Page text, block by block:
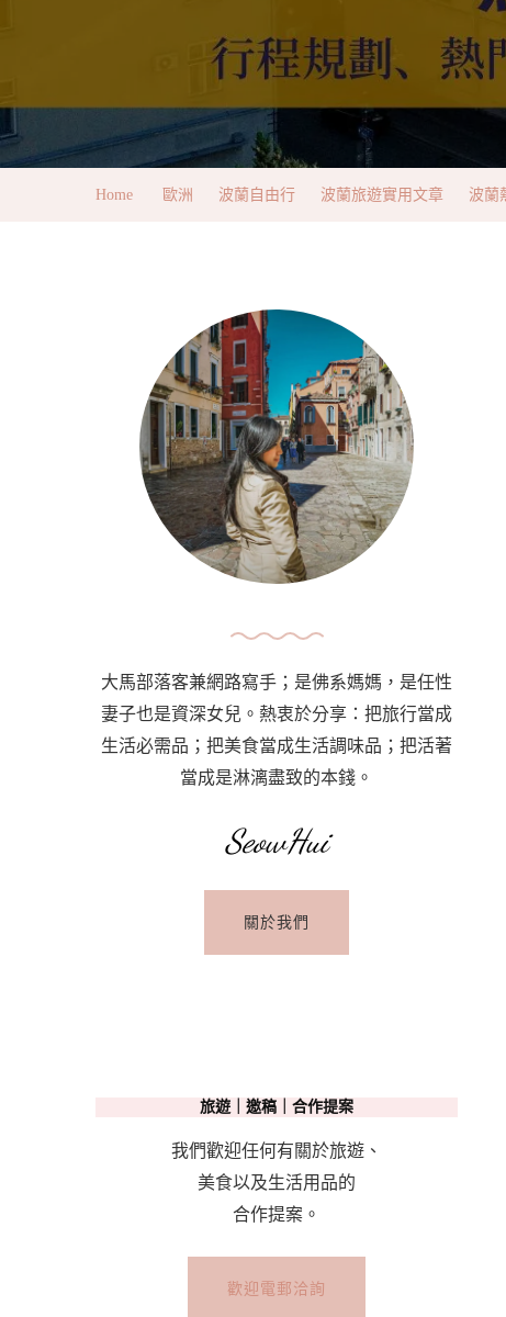
Home 歐洲 波蘭自由行 波蘭旅遊實用文章 波蘭
大馬部落客兼網路寫手；是佛系媽媽，是任性
妻子也是資深女兒。熱衷於分享：把旅行當成
生活必需品；把美食當成生活調味品；把活著
當成是淋漓盡致的本錢。
SeowHui
關於我們
旅遊｜邀稿｜合作提案
我們歡迎任何有關於旅遊、
美食以及生活用品的
合作提案。
歡迎電郵洽詢